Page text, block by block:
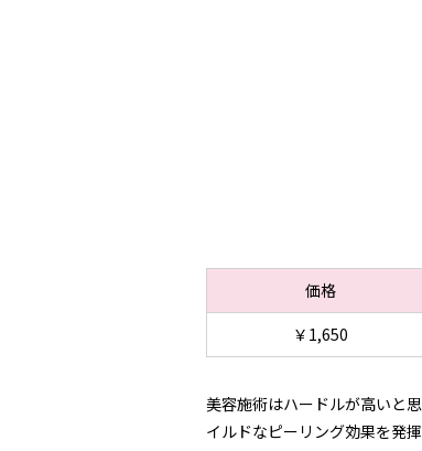
価格
￥1,650
美容施術はハードルが高いと
イルドなピーリング効果を発